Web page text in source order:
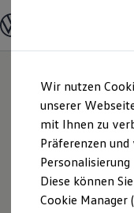
Hauptinhalt
springen
Footer
springen
Modelle und
Modelle
Elektroautos
ENERGY
SUV und
Kombis
Sportwagen
Schnell
Wir nutzen
unserer
mit Ihnen zu
Präferenzen
Diese können
Cookie